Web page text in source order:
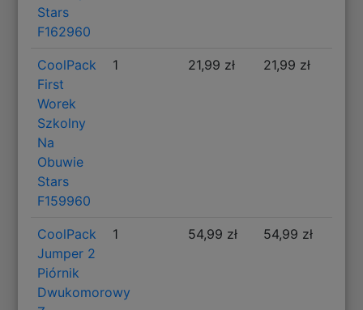
Stars
F162960
CoolPack
First
Worek
Szkolny
Na
Obuwie
Stars
F159960
1 21,99 zł 21,99 zł
CoolPack
Jumper 2
Piórnik
Dwukomorowy
1 54,99 zł 54,99 zł